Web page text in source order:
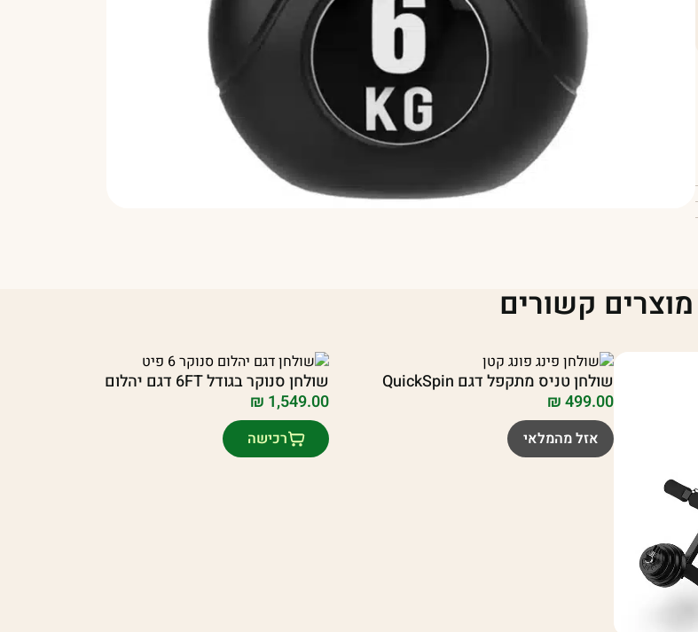
מוצרים קשורים
שולחן טניס מתקפל דגם QuickSpin
₪499.00
אזל מהמלאי
שולחן סנוקר בגודל 6FT דגם יהלום
₪ 1,549.00
רכישה